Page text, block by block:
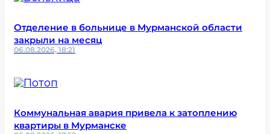
Отделение в больнице в Мурманской области
закрыли на месяц
06.08.2026, 18:21
Коммунальная авария привела к затоплению
квартиры в Мурманске